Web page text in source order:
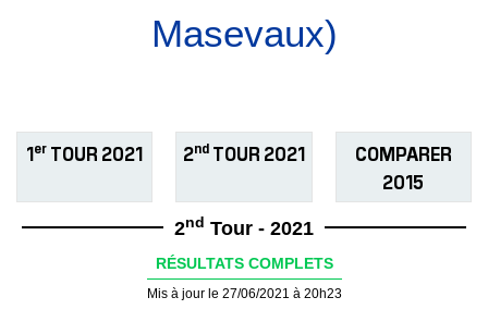
Masevaux)
1er TOUR 2021 2ndTOUR 2021
COMPARER
2015
2nd Tour - 2021
RÉSULTATS COMPLETS
Mis à jour le 27/06/2021 à 20h23